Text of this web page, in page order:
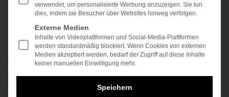
Andere
Welche konkrete Behandlung suchen Sie?
verwendet, um personalisierte Werbung anzuzeigen. Sie tun
dies, indem sie Besucher über Websites hinweg verfolgen.
Externe Medien
Inhalte von Videoplattformen und Social-Media-Plattformen
werden standardmäßig blockiert. Wenn Cookies von externen
Medien akzeptiert werden, bedarf der Zugriff auf diese Inhalte
keiner manuellen Einwilligung mehr.
Speichern